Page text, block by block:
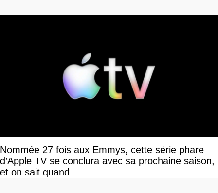
Nommée 27 fois aux Emmys, cette série phare
d’Apple TV se conclura avec sa prochaine saison,
et on sait quand